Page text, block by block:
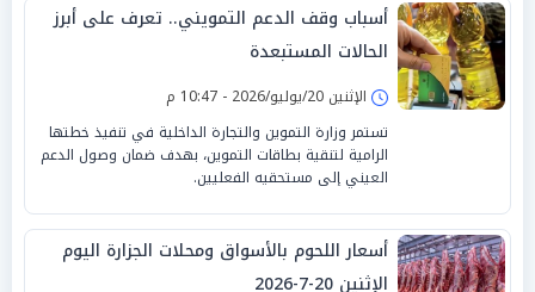
أسباب وقف الدعم التمويني.. تعرف على أبرز
الحالات المستبعدة
الإثنين 20/يوليو/2026 - 10:47 م
تستمر وزارة التموين والتجارة الداخلية في تنفيذ خطتها
الرامية لتنقية بطاقات التموين، بهدف ضمان وصول الدعم
العيني إلى مستحقيه الفعليين.
أسعار اللحوم بالأسواق ومحلات الجزارة اليوم
الإثنين 20-7-2026